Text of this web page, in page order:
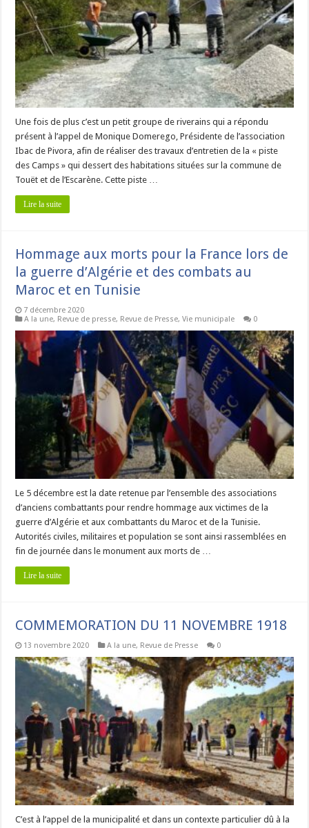
Une fois de plus c’est un petit groupe de riverains qui a répondu
présent à l’appel de Monique Domerego, Présidente de l’association
Ibac de Pivora, afin de réaliser des travaux d’entretien de la « piste
des Camps » qui dessert des habitations situées sur la commune de
Touët et de l’Escarène. Cette piste …
Lire la suite
Hommage aux morts pour la France lors de
la guerre d’Algérie et des combats au
Maroc et en Tunisie
7 décembre 2020
A la une, Revue de presse, Revue de Presse,Vie municipale 0
Le 5 décembre est la date retenue par l’ensemble des associations
d’anciens combattants pour rendre hommage aux victimes de la
guerre d’Algérie et aux combattants du Maroc et de la Tunisie.
Autorités civiles, militaires et population se sont ainsi rassemblées en
fin de journée dans le monument aux morts de …
Lire la suite
COMMEMORATION DU 11 NOVEMBRE 1918
13 novembre 2020 A la une, Revue de Presse 0
C’est à l’appel de la municipalité et dans un contexte particulier dû à la